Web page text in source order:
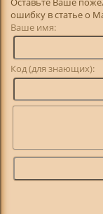
ошибку в статье о
Ваше имя:
Код (для знающих):